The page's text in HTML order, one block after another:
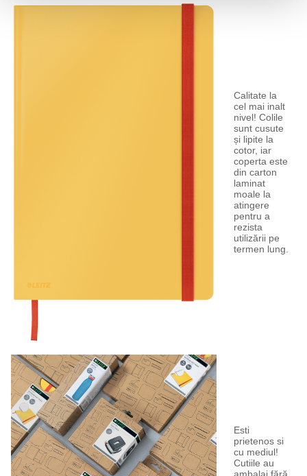
Calitate la
cel mai inalt
nivel! Colile
sunt cusute
și lipite la
cotor, iar
coperta este
din carton
laminat
moale la
atingere
pentru a
rezista
utilizării pe
termen lung.
Esti
prietenos si
cu mediul!
Cutiile au